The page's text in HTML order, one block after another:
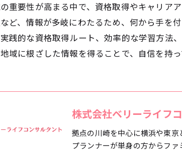
重要性が高まる中で、資格取得やキャリア
ど、情報が多岐にわたるため、何から手を
践的な資格取得ルート、効率的な学習方法
域に根ざした情報を得ることで、自信を持
株式会社ベリーライフ
拠点の川崎を中心に横浜や東
プランナーが単身の方からファ